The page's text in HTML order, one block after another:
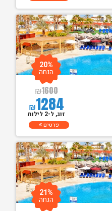
₪1600
₪1284
20%
הנחה
זוג, ל-2 לילות
פרטים
21%
הנחה